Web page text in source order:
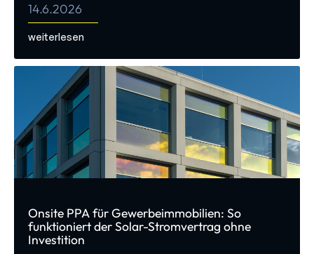
14.6.2026
weiterlesen
Onsite PPA für Gewerbeimmobilien: So
funktioniert der Solar-Stromvertrag ohne
Investition